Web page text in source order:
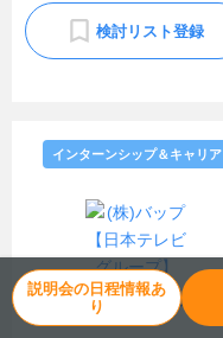
説明会の日程情報あ
り
検討リスト登録
インターンシップ＆キャリア